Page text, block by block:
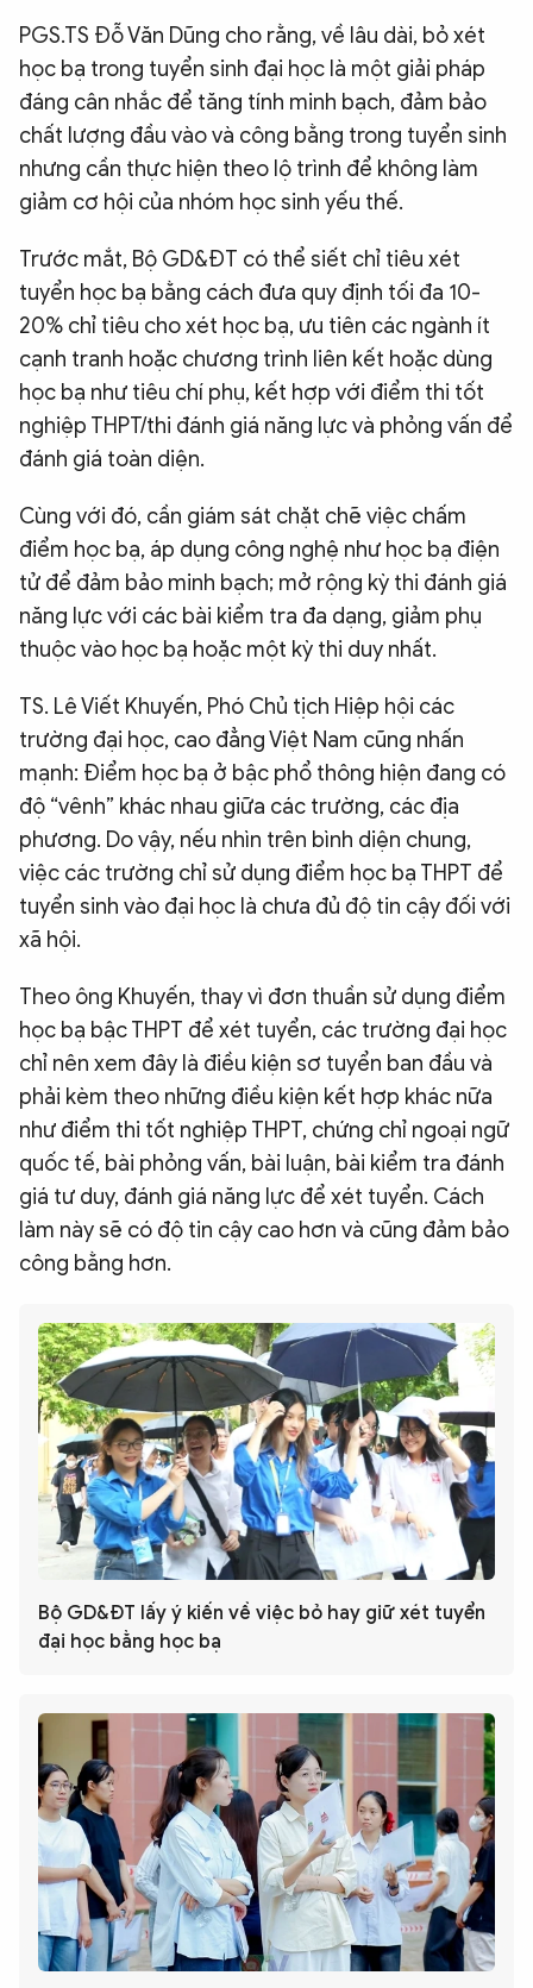
PGS.TS Đỗ Văn Dũng cho rằng, về lâu dài, bỏ xét
học bạ trong tuyển sinh đại học là một giải pháp
đáng cân nhắc để tăng tính minh bạch, đảm bảo
chất lượng đầu vào và công bằng trong tuyển sinh
nhưng cần thực hiện theo lộ trình để không làm
giảm cơ hội của nhóm học sinh yếu thế.
Trước mắt, Bộ GD&ĐT có thể siết chỉ tiêu xét
tuyển học bạ bằng cách đưa quy định tối đa 10-
20% chỉ tiêu cho xét học bạ, ưu tiên các ngành ít
cạnh tranh hoặc chương trình liên kết hoặc dùng
học bạ như tiêu chí phụ, kết hợp với điểm thi tốt
nghiệp THPT/thi đánh giá năng lực và phỏng vấn để
đánh giá toàn diện.
Cùng với đó, cần giám sát chặt chẽ việc chấm
điểm học bạ, áp dụng công nghệ như học bạ điện
tử để đảm bảo minh bạch; mở rộng kỳ thi đánh giá
năng lực với các bài kiểm tra đa dạng, giảm phụ
thuộc vào học bạ hoặc một kỳ thi duy nhất.
TS. Lê Viết Khuyến, Phó Chủ tịch Hiệp hội các
trường đại học, cao đẳng Việt Nam cũng nhấn
mạnh: Điểm học bạ ở bậc phổ thông hiện đang có
độ “vênh” khác nhau giữa các trường, các địa
phương. Do vậy, nếu nhìn trên bình diện chung,
việc các trường chỉ sử dụng điểm học bạ THPT để
tuyển sinh vào đại học là chưa đủ độ tin cậy đối với
xã hội.
Theo ông Khuyến, thay vì đơn thuần sử dụng điểm
học bạ bậc THPT để xét tuyển, các trường đại học
chỉ nên xem đây là điều kiện sơ tuyển ban đầu và
phải kèm theo những điều kiện kết hợp khác nữa
như điểm thi tốt nghiệp THPT, chứng chỉ ngoại ngữ
quốc tế, bài phỏng vấn, bài luận, bài kiểm tra đánh
giá tư duy, đánh giá năng lực để xét tuyển. Cách
làm này sẽ có độ tin cậy cao hơn và cũng đảm bảo
công bằng hơn.
Bộ GD&ĐT lấy ý kiến về việc bỏ hay giữ xét tuyển
đại học bằng học bạ